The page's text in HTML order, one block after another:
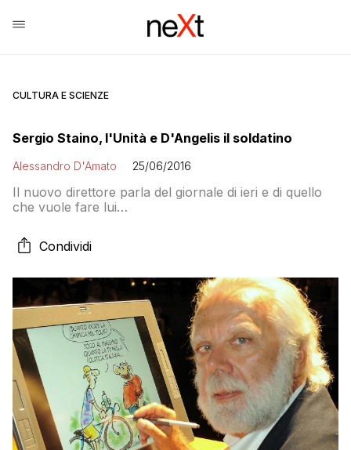
CULTURA E SCIENZE
Sergio Staino, l'Unità e D'Angelis il soldatino
Alessandro D'Amato 25/06/2016
Il nuovo direttore parla del giornale di ieri e di quello
che vuole fare lui…
Condividi